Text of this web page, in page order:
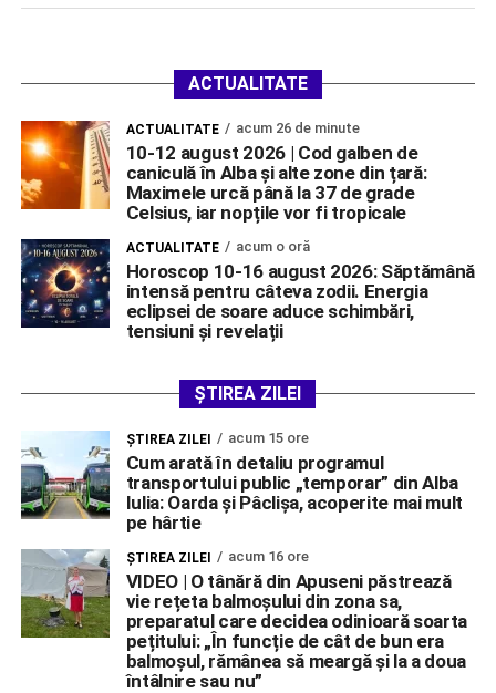
ACTUALITATE
ACTUALITATE acum 26 de minute
10-12 august 2026 | Cod galben de
caniculă în Alba și alte zone din țară:
Maximele urcă până la 37 de grade
Celsius, iar nopțile vor fi tropicale
ACTUALITATE acum o oră
Horoscop 10-16 august 2026: Săptămână
intensă pentru câteva zodii. Energia
eclipsei de soare aduce schimbări,
tensiuni și revelații
ȘTIREA ZILEI
ŞTIREA ZILEI acum 15 ore
Cum arată în detaliu programul
transportului public „temporar” din Alba
Iulia: Oarda și Pâclișa, acoperite mai mult
pe hârtie
ŞTIREA ZILEI acum 16 ore
VIDEO | O tânără din Apuseni păstrează
vie rețeta balmoșului din zona sa,
preparatul care decidea odinioară soarta
pețitului: „În funcție de cât de bun era
balmoșul, rămânea să meargă și la a doua
întâlnire sau nu”